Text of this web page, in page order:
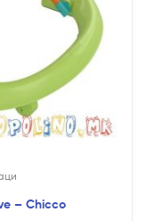
– Chicco